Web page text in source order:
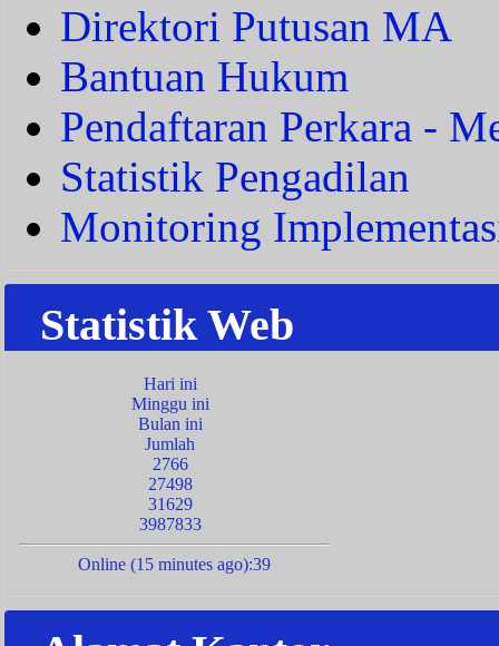
Direktori Putusan MA
Bantuan Hukum
Pendaftaran Perkara -
Statistik Pengadilan
Monitoring
Statistik Web
Hari ini
Minggu ini
Bulan ini
Jumlah
2766
27498
31629
3987833
Online (15 minutes ago):39